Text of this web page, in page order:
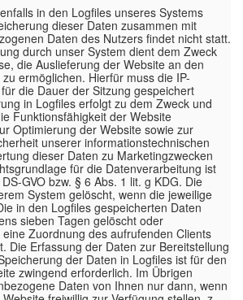
in den Logfiles unseres Systems
dieser Daten zusammen mit
Daten des Nutzers findet nicht statt.
durch unser System dient dem Zweck
die Auslieferung der Website an den
ermöglichen. Hierfür muss die IP-
die Dauer der Sitzung gespeichert
in Logfiles erfolgt zu dem Zweck und
Funktionsfähigkeit der Website
Optimierung der Website sowie zur
unserer informationstechnischen
dieser Daten zu Marketingzwecken
für die Datenverarbeitung ist
GVO bzw. § 6 Abs. 1 lit. g KDG. Die
System gelöscht, wenn die jeweilige
in den Logfiles gespeicherten Daten
sieben Tagen gelöscht oder
Zuordnung des aufrufenden Clients
Die Erfassung der Daten zur Bereitstellung
der Daten in Logfiles ist für den
zwingend erforderlich. Im Übrigen
Daten von Ihnen nur dann, wenn